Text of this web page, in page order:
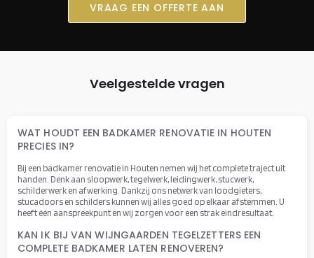
VRAAG EEN OFFERTE AAN
Veelgestelde vragen
WAT HOUDT EEN BADKAMER RENOVATIE IN HOUTEN
PRECIES IN?
Bij een badkamer renovatie in Houten nemen wij het complete traject uit
handen. Denk aan sloopwerk, tegelwerk, leidingwerk, stucwerk,
schilderwerk en afwerking. Dankzij ons netwerk van loodgieters,
stucadoors en schilders kunnen wij alles goed op elkaar afstemmen. U
heeft één aanspreekpunt en wij zorgen voor een strak eindresultaat.
KAN IK BIJ VAN WIJNGAARDEN TEGELZETTERS EEN
COMPLETE BADKAMER LATEN RENOVEREN?